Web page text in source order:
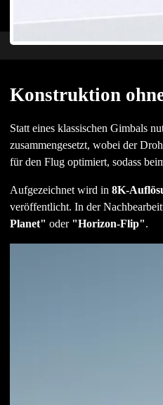
Konstruktion
Statt eines klassischen Gimbals
zusammengesetzt, wobei der
für den Flug optimiert, sodass
Aufgezeichnet wird in 8K-
veröffentlicht. In der
Planet" oder "Horizon-Flip".